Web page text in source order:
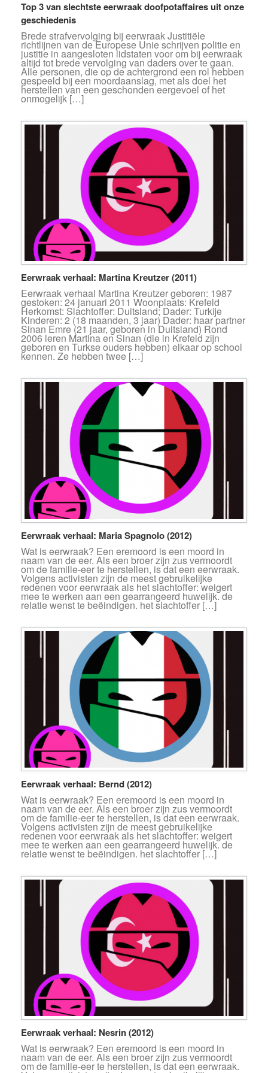
Top 3 van slechtste eerwraak doofpotaffaires uit onze
geschiedenis
Brede strafvervolging bij eerwraak Justitiële
richtlijnen van de Europese Unie schrijven politie en
justitie in aangesloten lidstaten voor om bij eerwraak
altijd tot brede vervolging van daders over te gaan.
Alle personen, die op de achtergrond een rol hebben
gespeeld bij een moordaanslag, met als doel het
herstellen van een geschonden eergevoel of het
onmogelijk […]
Eerwraak verhaal: Martina Kreutzer (2011)
Eerwraak verhaal Martina Kreutzer geboren: 1987
gestoken: 24 januari 2011 Woonplaats: Krefeld
Herkomst: Slachtoffer: Duitsland; Dader: Turkije
Kinderen: 2 (18 maanden, 3 jaar) Dader: haar partner
Sinan Emre (21 jaar, geboren in Duitsland) Rond
2006 leren Martina en Sinan (die in Krefeld zijn
geboren en Turkse ouders hebben) elkaar op school
kennen. Ze hebben twee […]
Eerwraak verhaal: Maria Spagnolo (2012)
Wat is eerwraak? Een eremoord is een moord in
naam van de eer. Als een broer zijn zus vermoordt
om de familie-eer te herstellen, is dat een eerwraak.
Volgens activisten zijn de meest gebruikelijke
redenen voor eerwraak als het slachtoffer: weigert
mee te werken aan een gearrangeerd huwelijk. de
relatie wenst te beëindigen. het slachtoffer […]
Eerwraak verhaal: Bernd (2012)
Wat is eerwraak? Een eremoord is een moord in
naam van de eer. Als een broer zijn zus vermoordt
om de familie-eer te herstellen, is dat een eerwraak.
Volgens activisten zijn de meest gebruikelijke
redenen voor eerwraak als het slachtoffer: weigert
mee te werken aan een gearrangeerd huwelijk. de
relatie wenst te beëindigen. het slachtoffer […]
Eerwraak verhaal: Nesrin (2012)
Wat is eerwraak? Een eremoord is een moord in
naam van de eer. Als een broer zijn zus vermoordt
om de familie-eer te herstellen, is dat een eerwraak.